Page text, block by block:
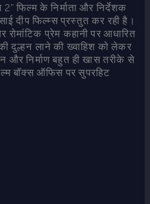
2” फिल्म के निर्माता और निर्देशक
दीप फिल्म्स प्रस्तुत कर रही है।
प्रेम कहानी पर आधारित
दुल्हन लाने की ख्वाहिश को लेकर
और निर्माण बहुत ही खास तरीके से
बॉक्स ऑफिस पर सुपरहिट